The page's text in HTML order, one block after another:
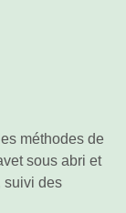
méthodes de
sous abri et
suivi des